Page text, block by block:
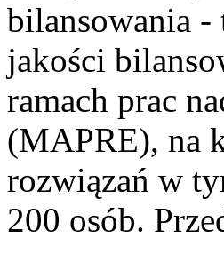
bilansowania -
jakości
ramach prac
(MAPRE), na
rozwiązań w
200 osób.